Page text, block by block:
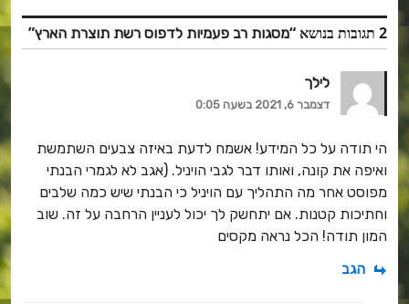
b
o
r st
2 תגובות בנושא “ מסגות רב פעמיות לדפוס רשת תוצרת הארץ”
לילך
דצמבר 6, 2021 בשעה 0:05
הי תודה על כל המידע! אשמח לדעת באיזה צבעים השתמשת
ואיפה את קונה, ואותו דבר לגבי הויניל. (אגב לא לגמרי הבנתי
מפוסט אחר מה התהליך עם הויניל כי הבנתי שיש כמה שלבים
וחתיכות קטנות. אם יתחשק לך יכול לעניין הרחבה על זה. שוב
המון תודה! הכל נראה מקסים
הגב